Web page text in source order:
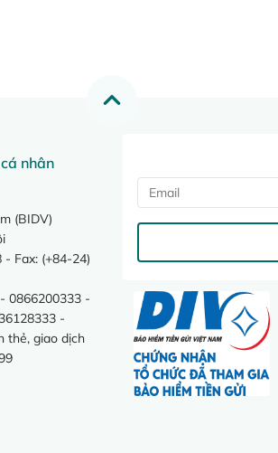
nhân
(BIDV)
Fax: (+84-24)
0866200333 -
-
thẻ, giao dịch